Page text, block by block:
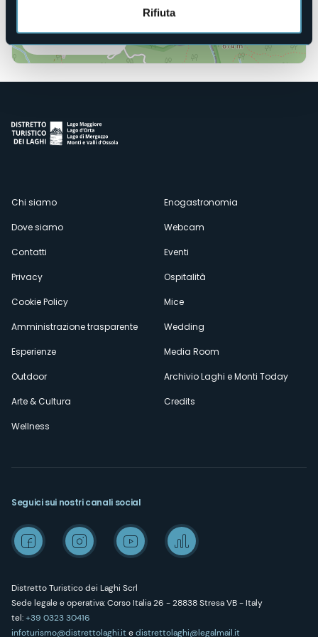
Rifiuta
Apri mappa
Menù
secondario
Chi siamo
Dove siamo
Contatti
Privacy
Cookie Policy
Amministrazione trasparente
Esperienze
Outdoor
Arte & Cultura
Wellness
Enogastronomia
Webcam
Eventi
Ospitalità
Mice
Wedding
Media Room
Archivio Laghi e Monti Today
Credits
Distretto Turistico dei Laghi Scrl
Sede legale e operativa: Corso Italia 26 - 28838 Stresa VB - Italy
tel:+39 0323 30416
infoturismo@distrettolaghi.itedistrettolaghi@legalmail.it
Seguici sui nostri canali social